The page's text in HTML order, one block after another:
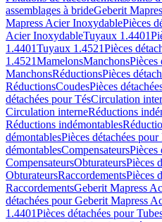
assemblages à brideGeberit
Mapress Acier InoxydablePièces
Acier InoxydableTuyaux 1.4401
1.4401Tuyaux 1.4521Pièces
1.4521MamelonsManchonsPièces
ManchonsRéductionsPièces
RéductionsCoudesPièces
détachées pour TésCirculation
Circulation interneRéductions
Réductions indémontables
démontablesPièces détachées
démontablesCompensateursPièces
CompensateursObturateursPièces
ObturateursRaccordementsPièces
RaccordementsGeberit Mapress
détachées pour Geberit Mapress
1.4401Pièces détachées pour